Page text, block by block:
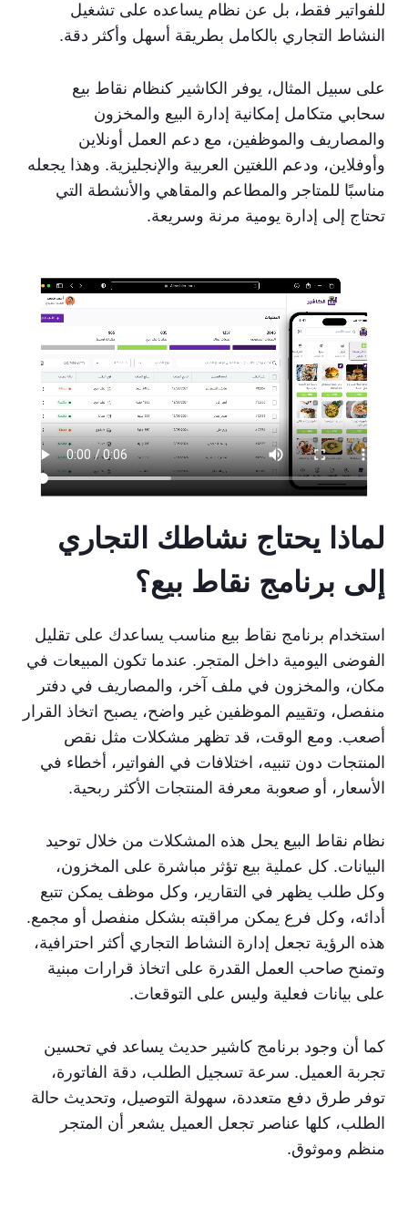
للفواتير فقط، بل عن نظام يساعده على تشغيل
النشاط التجاري بالكامل بطريقة أسهل وأكثر دقة.
على سبيل المثال، يوفر الكاشير كنظام نقاط بيع
سحابي متكامل إمكانية إدارة البيع والمخزون
والمصاريف والموظفين، مع دعم العمل أونلاين
وأوفلاين، ودعم اللغتين العربية والإنجليزية. وهذا يجعله
مناسبًا للمتاجر والمطاعم والمقاهي والأنشطة التي
تحتاج إلى إدارة يومية مرنة وسريعة.
لماذا يحتاج نشاطك التجاري
إلى برنامج نقاط بيع؟
استخدام برنامج نقاط بيع مناسب يساعدك على تقليل
الفوضى اليومية داخل المتجر. عندما تكون المبيعات في
مكان، والمخزون في ملف آخر، والمصاريف في دفتر
منفصل، وتقييم الموظفين غير واضح، يصبح اتخاذ القرار
أصعب. ومع الوقت، قد تظهر مشكلات مثل نقص
المنتجات دون تنبيه، اختلافات في الفواتير، أخطاء في
الأسعار، أو صعوبة معرفة المنتجات الأكثر ربحية.
نظام نقاط البيع يحل هذه المشكلات من خلال توحيد
البيانات. كل عملية بيع تؤثر مباشرة على المخزون،
وكل طلب يظهر في التقارير، وكل موظف يمكن تتبع
أدائه، وكل فرع يمكن مراقبته بشكل منفصل أو مجمع.
هذه الرؤية تجعل إدارة النشاط التجاري أكثر احترافية،
وتمنح صاحب العمل القدرة على اتخاذ قرارات مبنية
على بيانات فعلية وليس على التوقعات.
كما أن وجود برنامج كاشير حديث يساعد في تحسين
تجربة العميل. سرعة تسجيل الطلب، دقة الفاتورة،
توفر طرق دفع متعددة، سهولة التوصيل، وتحديث حالة
الطلب، كلها عناصر تجعل العميل يشعر أن المتجر
منظم وموثوق.